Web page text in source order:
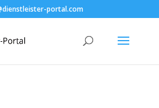
portal.com